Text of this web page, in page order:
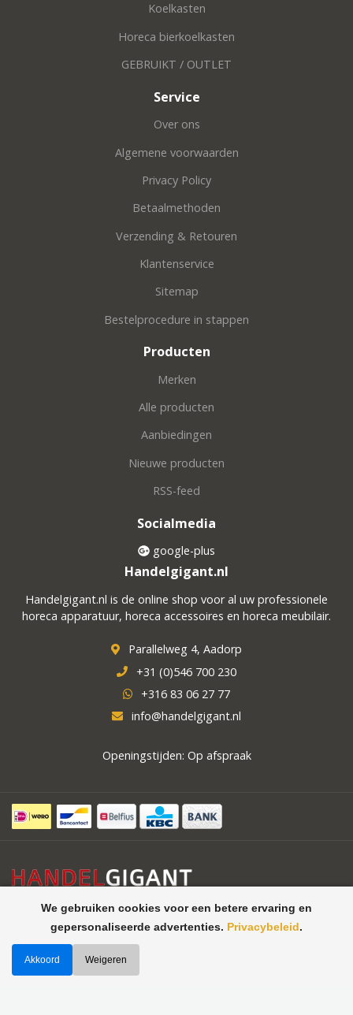
We gebruiken cookies voor een betere ervaring en
gepersonaliseerde advertenties. Privacybeleid.
Akkoord Weigeren
Koelkasten
Horeca bierkoelkasten
GEBRUIKT / OUTLET
Service
Over ons
Algemene voorwaarden
Privacy Policy
Betaalmethoden
Verzending & Retouren
Klantenservice
Sitemap
Bestelprocedure in stappen
Producten
Merken
Alle producten
Aanbiedingen
Nieuwe producten
RSS-feed
Socialmedia
google-plus
Handelgigant.nl
Handelgigant.nl is de online shop voor al uw professionele
horeca apparatuur, horeca accessoires en horeca meubilair.
Parallelweg 4, Aadorp
+31 (0)546 700 230
+316 83 06 27 77
info@handelgigant.nl
Openingstijden: Op afspraak